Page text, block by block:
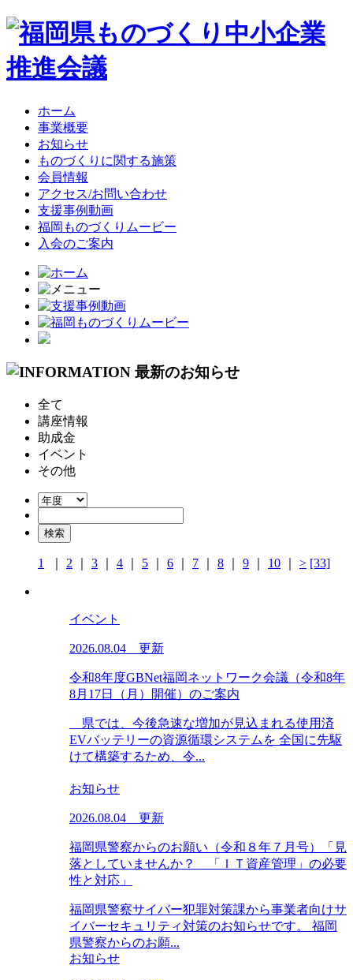
ホーム
事業概要
お知らせ
ものづくりに関する施策
会員情報
アクセス/お問い合わせ
支援事例動画
福岡ものづくりムービー
入会のご案内
全て
講座情報
助成金
イベント
その他
1 2 3 4 5 6 7 8 9 10 > [33]
イベント
2026.08.04 更新
令和8年度GBNet福岡ネットワーク会議（令和8年
8月17日（月）開催）のご案内
県では、今後急速な増加が見込まれる使用済
EVバッテリーの資源循環システムを 全国に先駆
けて構築するため、令...
お知らせ
2026.08.04 更新
福岡県警察からのお願い（令和８年７月号）「見
落としていませんか？ 「ＩＴ資産管理」の必要
性と対応」
福岡県警察サイバー犯罪対策課から事業者向けサ
イバーセキュリティ対策のお知らせです。 福岡
県警察からのお願...
お知らせ